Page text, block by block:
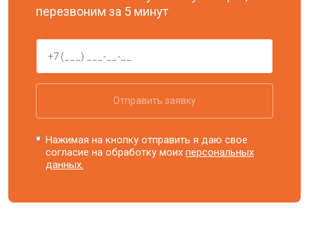
перезвоним за 5 минут
Отправить заявку
Нажимая на кнопку отправить я даю свое
согласие на обработку моихперсональных
данных.